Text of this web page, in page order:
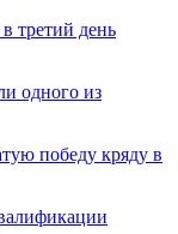
третий день
одного из
победу кряду в